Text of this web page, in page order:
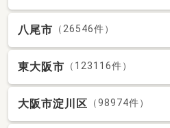
八尾市 （26546件）
東大阪市 （123116件）
大阪市淀川区 （98974件）